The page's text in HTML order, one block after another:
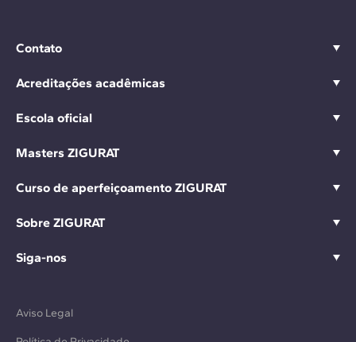
Contato
Acreditações acadêmicas
Escola oficial
Masters ZIGURAT
Curso de aperfeiçoamento ZIGURAT
Sobre ZIGURAT
Siga-nos
Aviso Legal